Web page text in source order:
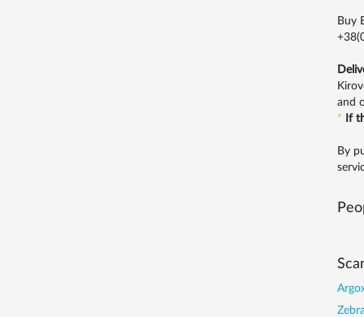
Buy
and
*
If
By